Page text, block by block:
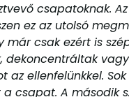
csapatoknak.
ez az utolsó
csak ezért is
ellenfelünkkel.
csapat. A második